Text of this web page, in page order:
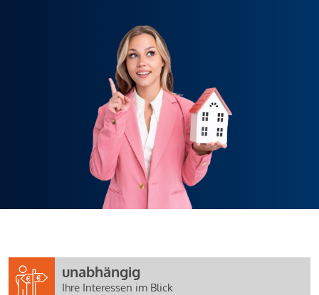
unabhängig
Ihre Interessen im Blick